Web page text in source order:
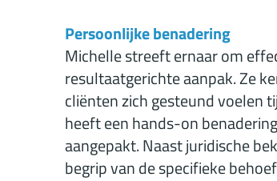
Persoonlijke benadering
Michelle streeft ernaar om
resultaatgerichte aanpak. Ze
cliënten zich gesteund voelen
heeft een hands-on
aangepakt. Naast juridische
begrip van de specifieke